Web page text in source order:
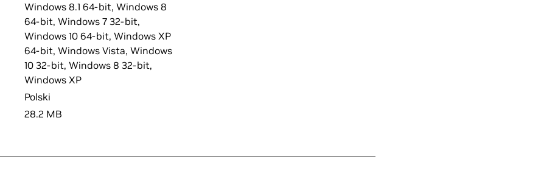
Windows 8.1 64-bit, Windows 8
64-bit, Windows 7 32-bit,
Windows 10 64-bit, Windows XP
64-bit, Windows Vista, Windows
10 32-bit, Windows 8 32-bit,
Windows XP
Polski
28.2 MB